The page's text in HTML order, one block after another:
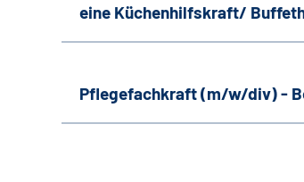
eine Küchenhilfskraft/
Pflegefachkraft (m/w/div) -